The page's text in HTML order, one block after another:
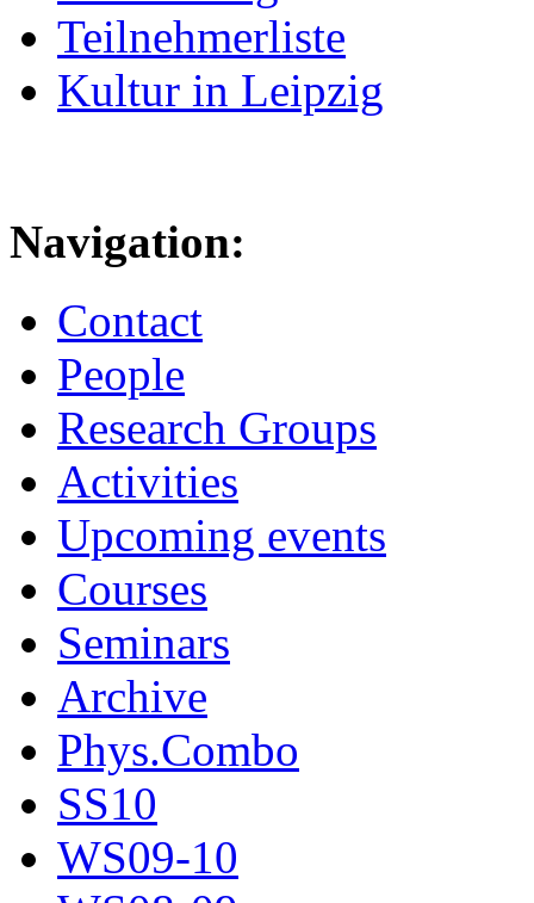
Teilnehmerliste
Kultur in Leipzig
Navigation:
Contact
People
Research Groups
Activities
Upcoming events
Courses
Seminars
Archive
Phys.Combo
SS10
WS09-10